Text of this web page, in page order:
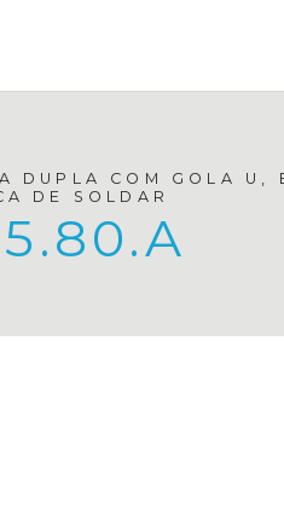
DUPLA COM GOLA U,
DE SOLDAR